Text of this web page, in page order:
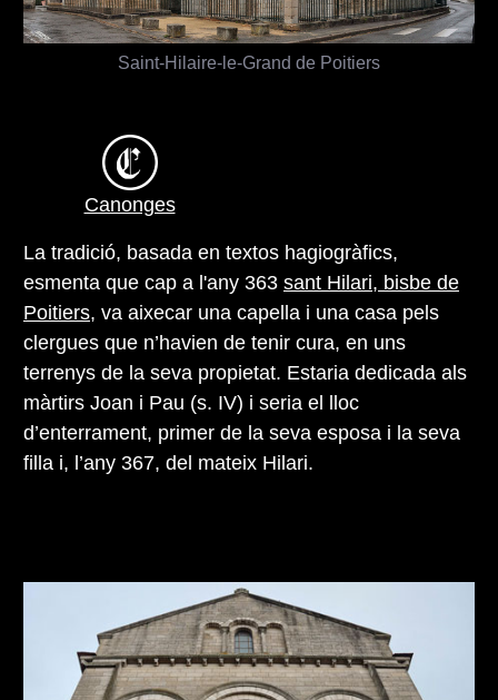
Saint-Hilaire-le-Grand de Poitiers
Canonges
La tradició, basada en textos hagiogràfics,
esmenta que cap a l'any 363 sant Hilari, bisbe de
Poitiers, va aixecar una capella i una casa pels
clergues que n’havien de tenir cura, en uns
terrenys de la seva propietat. Estaria dedicada als
màrtirs Joan i Pau (s. IV) i seria el lloc
d’enterrament, primer de la seva esposa i la seva
filla i, l’any 367, del mateix Hilari.